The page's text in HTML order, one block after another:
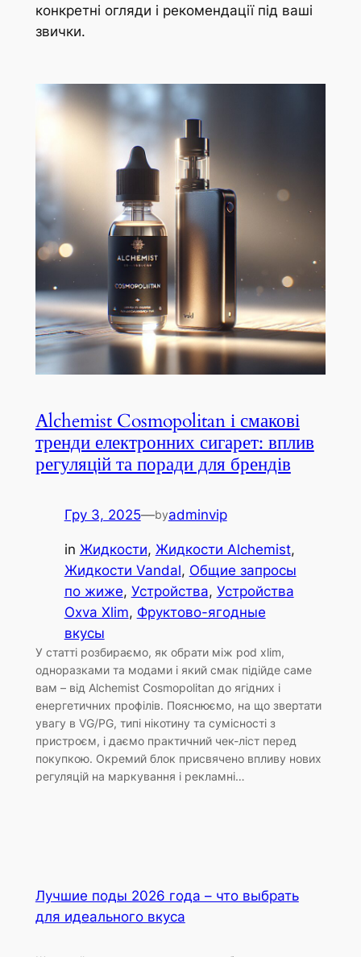
конкретні огляди і рекомендації під ваші
звички.
Alchemist Cosmopolitan і смакові
тренди електронних сигарет: вплив
регуляцій та поради для брендів
Гру 3, 2025—byadminvip
in Жидкости, Жидкости Alchemist
Жидкости Vandal, Общие запросы
по жиже, Устройства, Устройства
Oxva Xlim, Фруктово-ягодные
вкусы
У статті розбираємо, як обрати між pod xlim,
одноразками та модами і який смак підійде саме
вам – від Alchemist Cosmopolitan до ягідних і
енергетичних профілів. Пояснюємо, на що звертати
увагу в VG/PG, типі нікотину та сумісності з
пристроєм, і даємо практичний чек-ліст перед
покупкою. Окремий блок присвячено впливу нових
регуляцій на маркування і рекламні…
Лучшие поды 2026 года – что выбрать
для идеального вкуса